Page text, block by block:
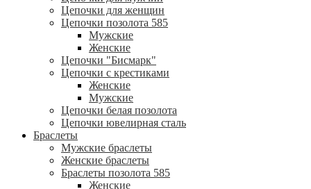
Цепочки для женщин
Цепочки позолота 585
Мужские
Женские
Цепочки "Бисмарк"
Цепочки с крестиками
Женские
Мужские
Цепочки белая позолота
Цепочки ювелирная сталь
Браслеты
Мужские браслеты
Женские браслеты
Браслеты позолота 585
Женские